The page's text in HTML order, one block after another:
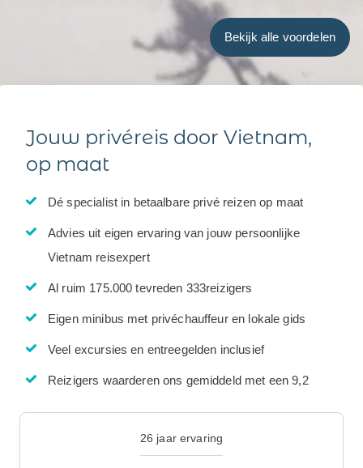
Bekijk alle voordelen
Jouw privéreis door Vietnam,
op maat
Dé specialist in betaalbare privé reizen op maat
Advies uit eigen ervaring van jouw persoonlijke
Vietnam reisexpert
Al ruim 175.000 tevreden 333reizigers
Eigen minibus met privéchauffeur en lokale gids
Veel excursies en entreegelden inclusief
Reizigers waarderen ons gemiddeld met een 9,2
26 jaar ervaring